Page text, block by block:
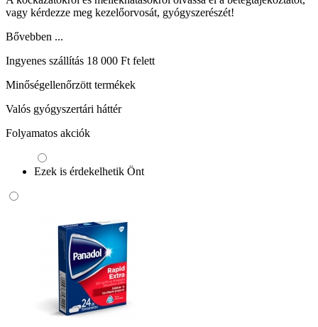
vagy kérdezze meg kezelőorvosát, gyógyszerészét!
Bővebben ...
Ingyenes szállítás 18 000 Ft felett
Minőségellenőrzött termékek
Valós gyógyszertári háttér
Folyamatos akciók
Ezek is érdekelhetik Önt